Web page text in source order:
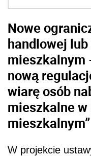
Nowe
handlowej
mieszkalnym
nową
wiarę osób
mieszkalne w
mieszkalnym”
W projekcie